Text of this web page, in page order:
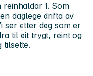
reinhaldar 1. Som
daglege drifta av
ser etter deg som er
til eit trygt, reint og
tilsette.